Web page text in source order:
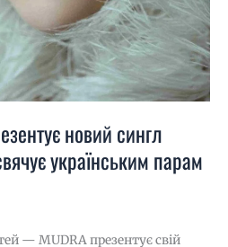
новий сингл
українським парам
— MUDRA презентує свій